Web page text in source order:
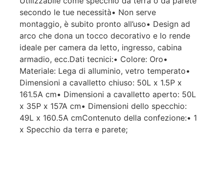
secondo le tue necessità• Non serve
montaggio, è subito pronto all’uso• Design ad
arco che dona un tocco decorativo e lo rende
ideale per camera da letto, ingresso, cabina
armadio, ecc.Dati tecnici:• Colore: Oro•
Materiale: Lega di alluminio, vetro temperato•
Dimensioni a cavalletto chiuso: 50L x 1.5P x
161.5A cm• Dimensioni a cavalletto aperto: 50L
x 35P x 157A cm• Dimensioni dello specchio:
49L x 160.5A cmContenuto della confezione:• 1
x Specchio da terra e parete;